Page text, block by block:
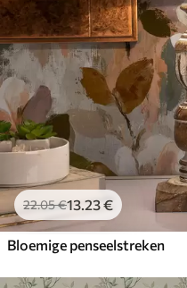
22.05€13.23€
Bloemige penseelstreken